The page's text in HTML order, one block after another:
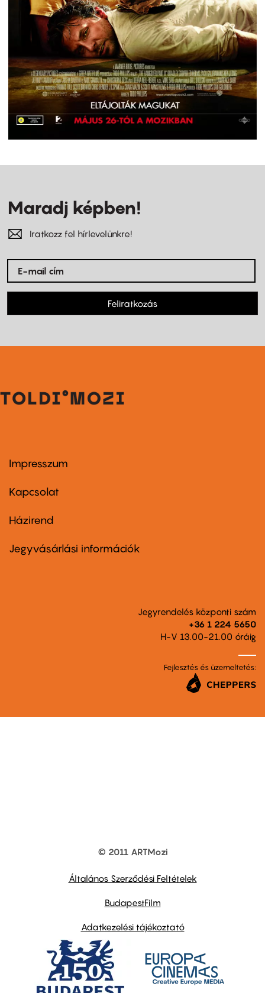
Maradj képben!
Iratkozz fel hírlevelünkre!
Feliratkozás
Footer
first
Impresszum
Kapcsolat
Footer
second
Házirend
Jegyvásárlási információk
Jegyrendelés központi szám
+36 1 224 5650
H-V 13.00-21.00 óráig
Fejlesztés és üzemeltetés:
© 2011 ARTMozi
Általános Szerződési Feltételek
BudapestFilm
Adatkezelési tájékoztató